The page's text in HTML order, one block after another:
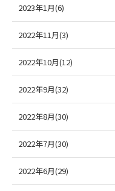
2023年1月(6)
2022年11月(3)
2022年10月(12)
2022年9月(32)
2022年8月(30)
2022年7月(30)
2022年6月(29)